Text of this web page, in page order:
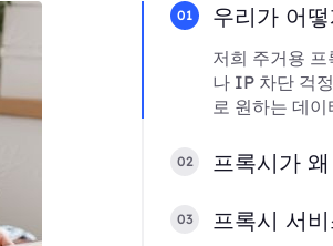
01 우리가 어
저희 주거용
나 IP 차단 걱
로 원하는 데
02 프록시가
03 프록시 서